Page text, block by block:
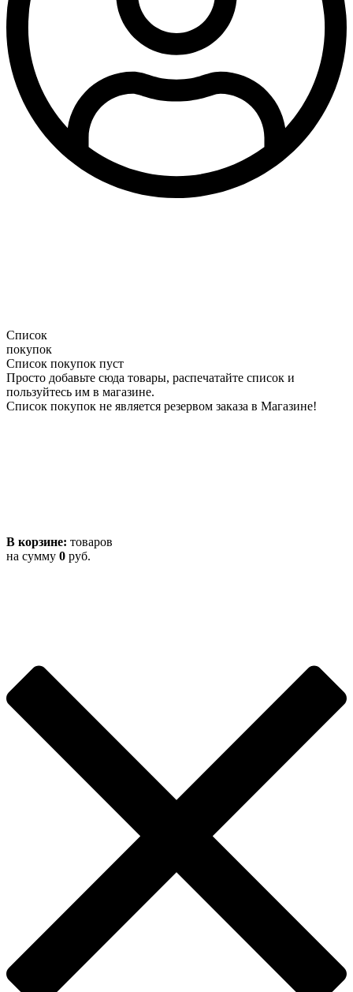
Список
покупок
Список покупок пуст
Просто добавьте сюда товары, распечатайте список и
пользуйтесь им в магазине.
Список покупок не является резервом заказа в Магазине!
В корзине: товаров
на сумму 0 руб.